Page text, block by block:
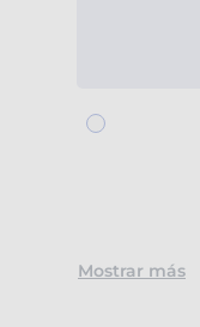
Mostrar más